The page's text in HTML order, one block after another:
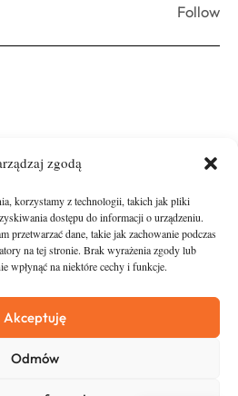
zgodą
korzystamy z technologii, takich jak pliki
dostępu do informacji o urządzeniu.
przetwarzać dane, takie jak zachowanie podczas
na tej stronie. Brak wyrażenia zgody lub
wpłynąć na niektóre cechy i funkcje.
Akceptuję
Odmów
Follow
O nas
Zostań Patronem
Kontakt